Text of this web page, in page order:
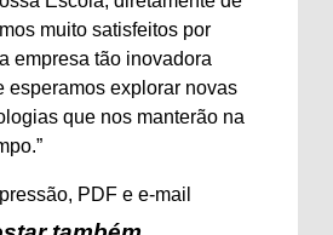
muito satisfeitos por
empresa tão inovadora
esperamos explorar novas
que nos manterão na